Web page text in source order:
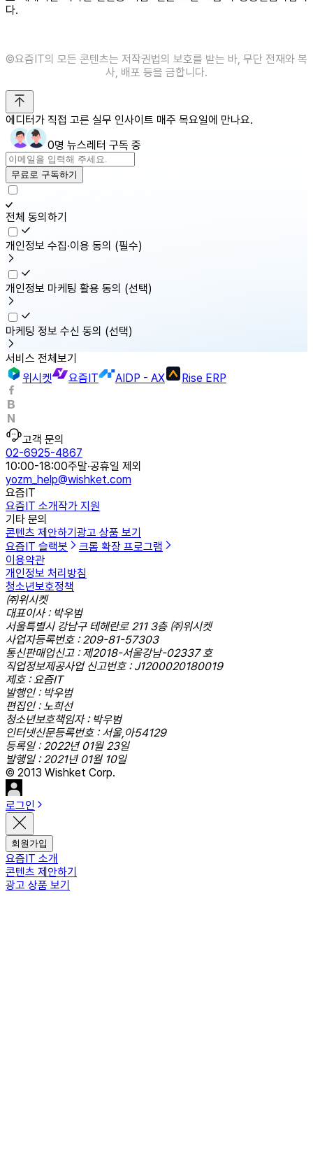
다.
©️요즘IT의 모든 콘텐츠는 저작권법의 보호를 받는 바, 무단 전재와 복
사, 배포 등을 금합니다.
에디터가 직접 고른 실무 인사이트 매주 목요일에 만나요.
0명 뉴스레터 구독 중
무료로 구독하기
전체 동의하기
개인정보 수집·이용 동의 (필수)
개인정보 마케팅 활용 동의 (선택)
마케팅 정보 수신 동의 (선택)
서비스 전체보기
위시켓
요즘IT AIDP - AX Rise ERP
고객 문의
02-6925-4867
10:00-18:00주말·공휴일 제외
yozm_help@wishket.com
요즘IT
요즘IT 소개작가 지원
기타 문의
콘텐츠 제안하기광고 상품 보기
요즘IT 슬랙봇
크롬 확장 프로그램
이용약관
개인정보 처리방침
청소년보호정책
㈜위시켓
대표이사 : 박우범
서울특별시 강남구 테헤란로 211 3층 ㈜위시켓
사업자등록번호 : 209-81-57303
통신판매업신고 : 제2018-서울강남-02337 호
직업정보제공사업 신고번호 : J1200020180019
제호 : 요즘IT
발행인 : 박우범
편집인 : 노희선
청소년보호책임자 : 박우범
인터넷신문등록번호 : 서울,아54129
등록일 : 2022년 01월 23일
발행일 : 2021년 01월 10일
© 2013 Wishket Corp.
로그인
회원가입
요즘IT 소개
콘텐츠 제안하기
광고 상품 보기